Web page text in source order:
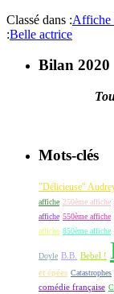
Classé dans :Affiche
:Belle actrice
Bilan 2020
Mots-clés
"Délicieuse"
affiche 250ème affiche
affiche 550ème affiche
affiche 850ème affiche
Doyle B.B. Bebel !
et épées Catastrophes
comédie française